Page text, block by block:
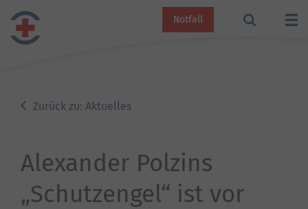
Notfall
Zurück zu: Aktuelles
Alexander Polzins
„Schutzengel“ ist vor